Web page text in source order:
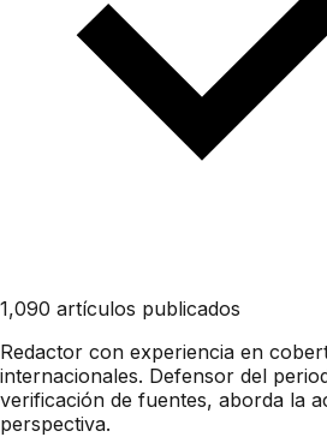
1,090 artículos publicados
Redactor con experiencia en
internacionales. Defensor del
verificación de fuentes, aborda la
perspectiva.